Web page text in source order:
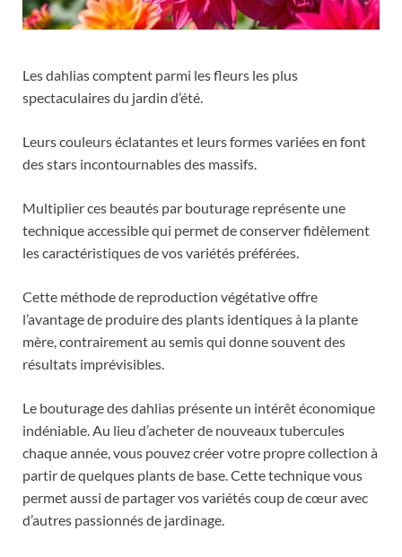
Les dahlias comptent parmi les fleurs les plus
spectaculaires du jardin d’été.
Leurs couleurs éclatantes et leurs formes variées en font
des stars incontournables des massifs.
Multiplier ces beautés par bouturage représente une
technique accessible qui permet de conserver fidèlement
les caractéristiques de vos variétés préférées.
Cette méthode de reproduction végétative offre
l’avantage de produire des plants identiques à la plante
mère, contrairement au semis qui donne souvent des
résultats imprévisibles.
Le bouturage des dahlias présente un intérêt économique
indéniable. Au lieu d’acheter de nouveaux tubercules
chaque année, vous pouvez créer votre propre collection à
partir de quelques plants de base. Cette technique vous
permet aussi de partager vos variétés coup de cœur avec
d’autres passionnés de jardinage.